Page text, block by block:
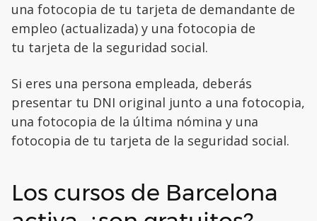
una fotocopia de tu tarjeta de demandante de
empleo (actualizada) y una fotocopia de
tu tarjeta de la seguridad social.
Si eres una persona empleada, deberás
presentar tu DNI original junto a una fotocopia,
una fotocopia de la última nómina y una
fotocopia de tu tarjeta de la seguridad social.
Los cursos de Barcelona